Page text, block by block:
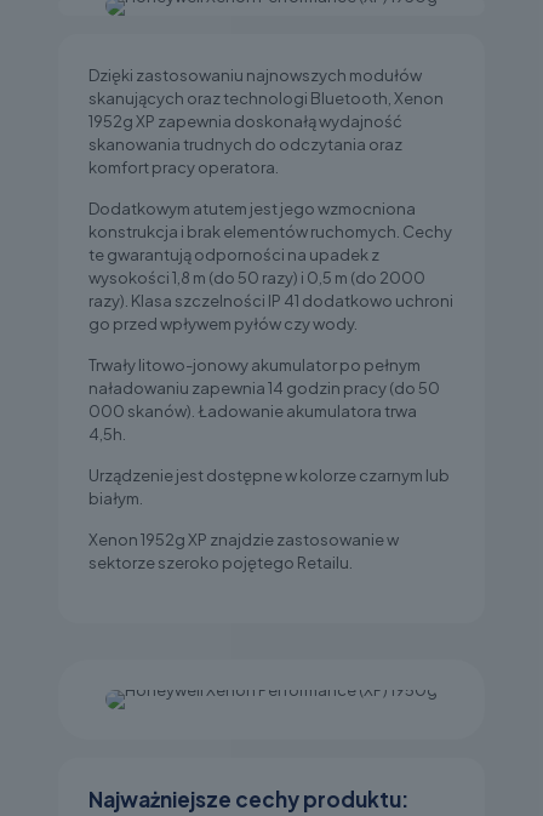
Dzięki zastosowaniu najnowszych modułów
skanujących oraz technologi Bluetooth, Xenon
1952g XP zapewnia doskonałą wydajność
skanowania trudnych do odczytania oraz
komfort pracy operatora.
Dodatkowym atutem jest jego wzmocniona
konstrukcja i brak elementów ruchomych. Cechy
te gwarantują odporności na upadek z
wysokości 1,8 m (do 50 razy) i 0,5 m (do 2000
razy). Klasa szczelności IP 41 dodatkowo uchroni
go przed wpływem pyłów czy wody.
Trwały litowo-jonowy akumulator po pełnym
naładowaniu zapewnia 14 godzin pracy (do 50
000 skanów). Ładowanie akumulatora trwa
4,5h.
Urządzenie jest dostępne w kolorze czarnym lub
białym.
Xenon 1952g XP znajdzie zastosowanie w
sektorze szeroko pojętego Retailu.
Najważniejsze cechy produktu: